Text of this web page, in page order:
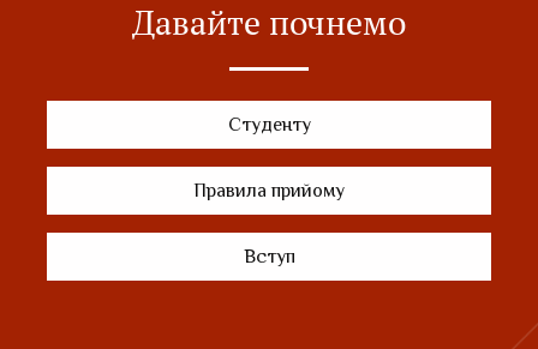
Давайте почнемо
Студенту
Правила прийому
Вступ